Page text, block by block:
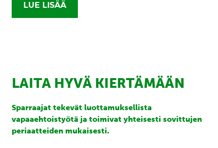
LUE LISÄÄ
LAITA HYVÄ KIERTÄMÄÄN
Sparraajat tekevät luottamuksellista
vapaaehtoistyötä ja toimivat yhteisesti sovittujen
periaatteiden mukaisesti.